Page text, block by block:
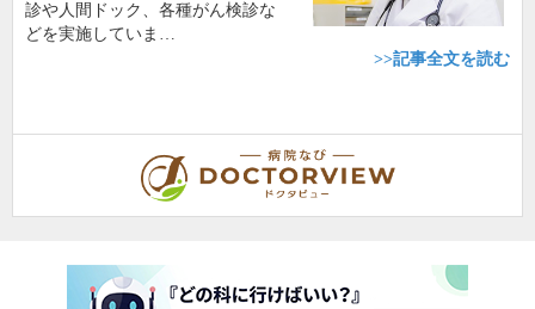
診や人間ドック、各種がん検診な
どを実施していま…
>>記事全文を読む